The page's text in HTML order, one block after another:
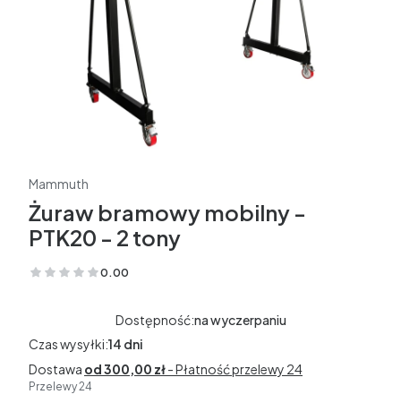
Mammuth
Żuraw bramowy mobilny -
PTK20 - 2 tony
0.00
(Oceny: 0 Recenzje: 0)
Dostępność:na wyczerpaniu
Czas wysyłki:14 dni
Dostawa od 300,00 zł- Płatność przelewy 24
Przelewy 24